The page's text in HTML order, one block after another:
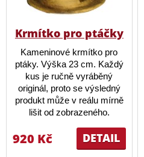
Krmítko pro ptáčky
Kameninové krmítko pro
ptáky. Výška 23 cm. Každý
kus je ručně vyráběný
originál, proto se výsledný
produkt může v reálu mírně
lišit od zobrazeného.
DETAIL
920 Kč